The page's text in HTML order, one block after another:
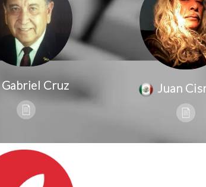
Gabriel Cruz Juan